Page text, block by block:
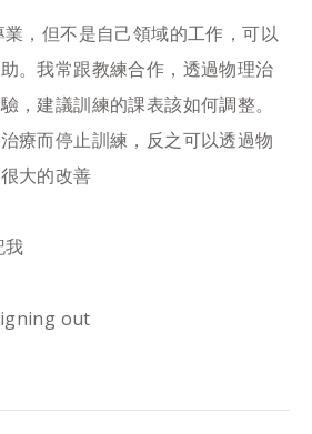
，但不是自己領域的工作，可以
。我常跟教練合作，透過物理治
，建議訓練的課表該如何調整。
療而停止訓練，反之可以透過物
大的改善
我
out